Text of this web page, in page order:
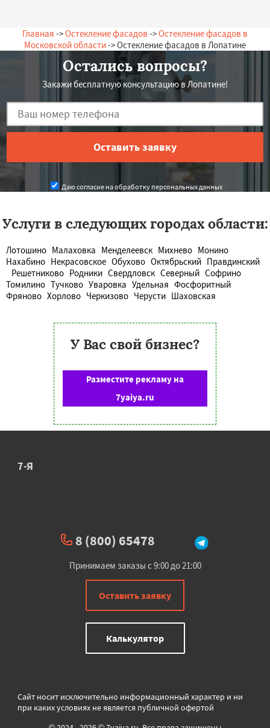
Главная ->Остекление фасадов ->Остекление фасадов в
Московской области-> Остекление фасадов в Лопатине
Остались вопросы?
Закажи бесплатную консультацию в Лопатине!
Даю согласие на обработку персональных данных
Услуги в следующих городах области:
Лотошино Малаховка Менделеевск Михнево Монино
Нахабино Некрасовское Обухово Октябрьский Правдинский
Решетниково Родники Свердловск Северный Софрино
Томилино Тучково Уваровка Удельная Фосфоритный
Фряново Хорлово Черкизово Черусти Шаховская
У Вас свой бизнес?
Разместите рекламу на
7yaiya.ru
7-Я
8 (800) 65478
Принимаем заказы с 9:00 до 21:00
Оставить заявку
Калькулятор
Сайт носит исключительно информационный характер и ни
при каких условиях не является публичной офертой